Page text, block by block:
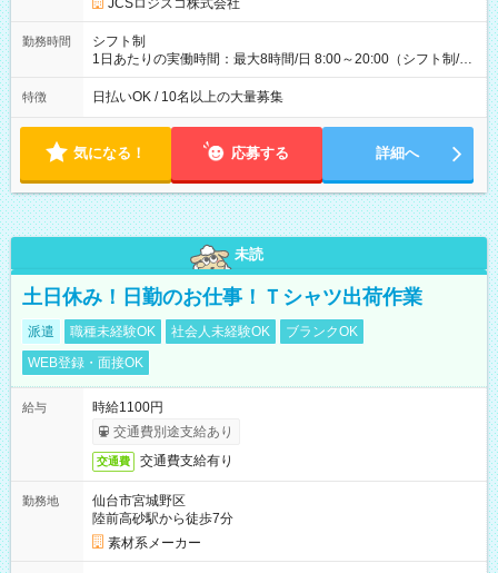
(日休み) ■月収80万円(43歳男性/墨田区在住)※元営業 1日200個
JCSロジスコ株式会社
勤務時間
シフト制
1日あたりの実働時間：最大8時間/日 8:00～20:00（シフト制/実
働8時間） ※週5日勤務（場所次第では週4も有り） ※配達状況
によって時間外での勤務可能性有り ※案件により多少の前後あ
特徴 日払いOK / 10名以上の大量募集
気になる！ 応募する 詳細へ
未読
土日休み！日勤のお仕事！Ｔシャツ出荷作業
派遣 職種未経験OK 社会人未経験OK
ブランクOK
WEB登録・面接OK
給与
時給1100円
交通費別途支給あり
交通費 交通費支給有り
勤務地
仙台市宮城野区
陸前高砂駅から徒歩7分
素材系メーカー